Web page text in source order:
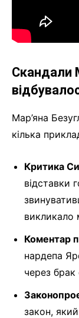
Скандали
Мар’яна
кілька
Критика
відставки
викликало
Коментар
нардепа
через брак
закон,